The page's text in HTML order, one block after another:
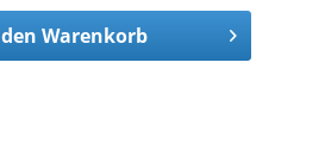
Warenkorb